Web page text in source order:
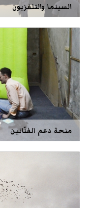
السينما والتلفزيون
منحة دعم الفنّانين